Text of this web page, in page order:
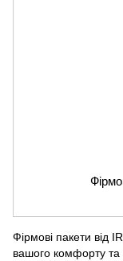
Фірмові пакети від
вашого комфорту